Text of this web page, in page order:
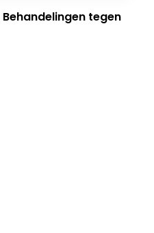
Behandelingen tegen